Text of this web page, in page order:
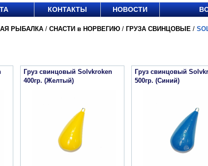
КОНТАКТЫ НОВОСТИ
РЫБАЛКА / СНАСТИ в НОРВЕГИЮ / ГРУЗА СВИНЦОВЫЕ /
Груз свинцовый Solvkroken
400гр. (Желтый)
Груз свинцовый
500гр. (Синий)